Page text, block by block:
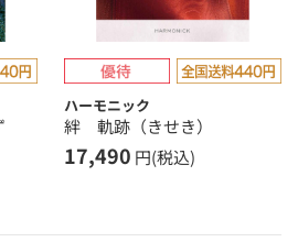
ハーモニック
絆 軌跡（きせき）
17,490 円(税込)